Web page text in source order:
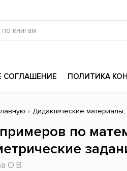
СОГЛАШЕНИЕ ПОЛИТИКА
» Дидактические материалы,
по
О.В.